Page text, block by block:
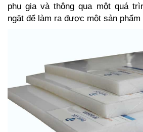
phụ gia và thông qua một quá
ngặt để làm ra được một sản phẩm